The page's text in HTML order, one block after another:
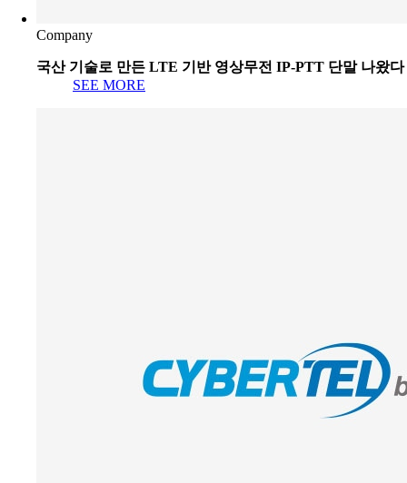
Company
국산 기술로 만든 LTE 기반 영상무전 IP-PTT 단말 나왔다
SEE MORE